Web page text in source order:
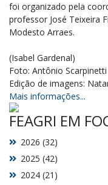
foi organizado pela
professor José Teixeira
Modesto Arraes.
(Isabel Gardenal)
Foto: Antônio Scarpinetti
Edição de imagens:
Mais informações...
FEAGRI EM
2024 (21)
2025 (42)
2026 (32)